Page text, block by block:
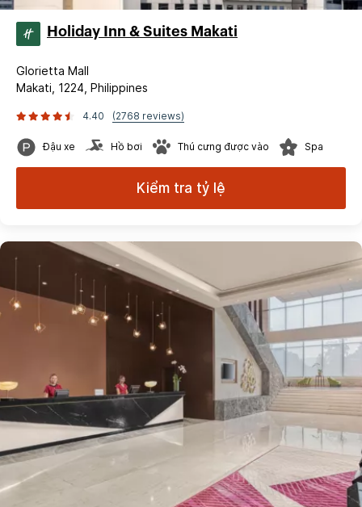
Holiday Inn & Suites Makati
Glorietta Mall
Makati, 1224, Philippines
4.40 (2768 reviews)
Đậu xe Hồ bơi Thú cưng được vào Spa
Kiểm tra tỷ lệ